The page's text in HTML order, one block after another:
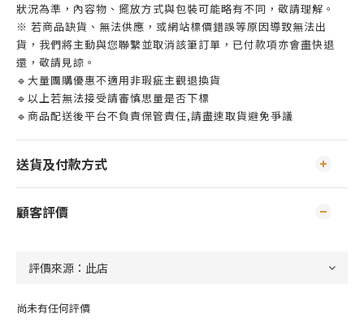
狀況為準，內容物、擺放方式與包裝可能略有不同，敬請理解。
※ 若商品缺貨、無法供應，或網站標價錯誤等原因導致無法出
貨，我們將主動與您聯繫並取消該筆訂單，已付款項亦會盡快退
還，敬請見諒。
🔹大量團購優惠不適用非瑕疵主觀退換貨
🔹以上若無法接受請審慎思量是否下標
🔹商品配送後平台不負責保管責任,請盡速取貨避免爭議
送貨及付款方式
顧客評價
尚未有任何評價